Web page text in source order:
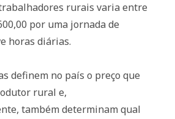
rurais varia entre
por uma jornada de
horas diárias.
definem no país o preço que
rural e,
também determinam qual